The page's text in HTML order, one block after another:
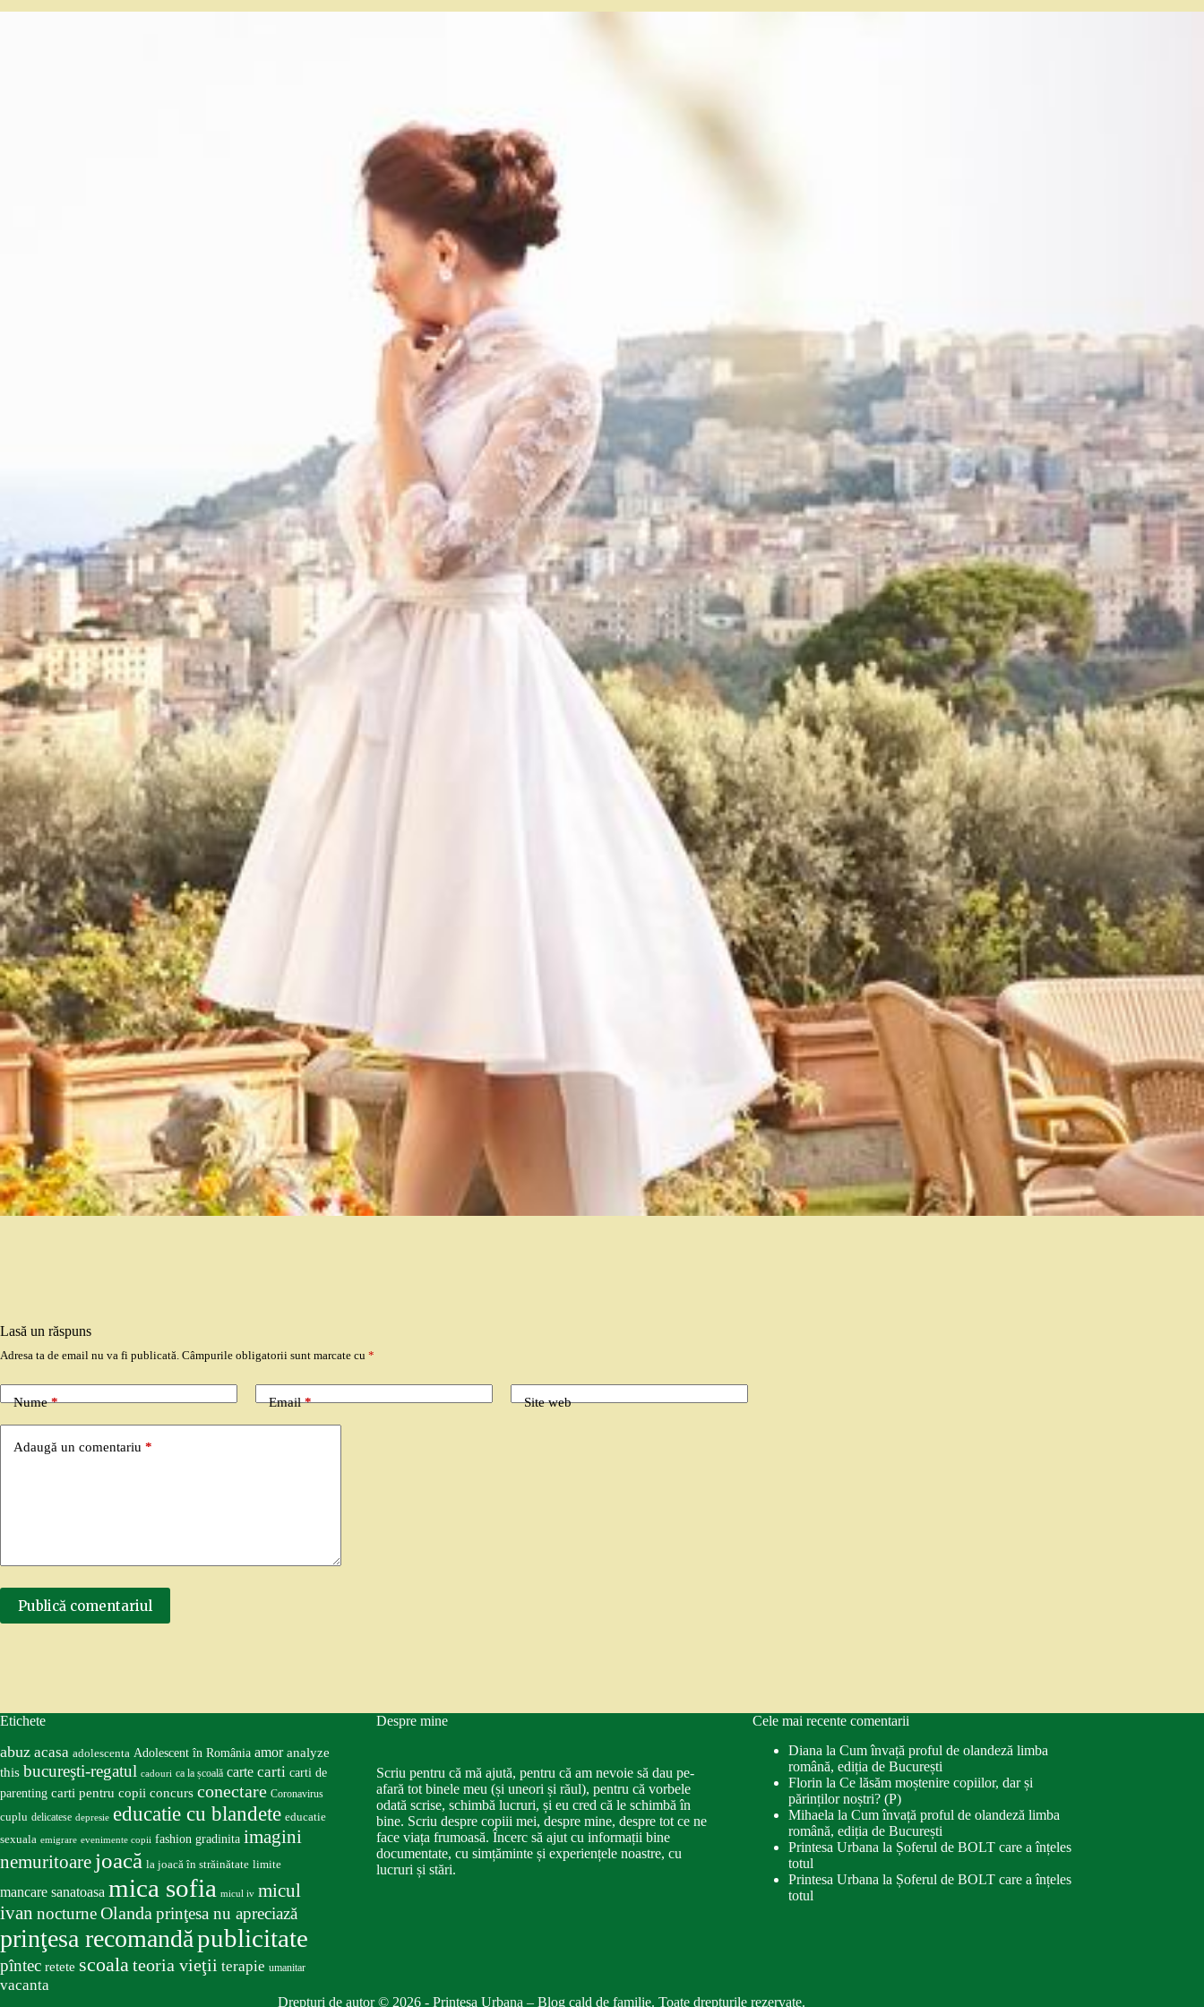
Lasă un răspuns
Adresa ta de email nu va fi publicată. Câmpurile obligatorii sunt marcate cu *
Nume* Email* Site web
Adaugă un comentariu *
Publică comentariul
Etichete
abuz acasa adolescenta Adolescent în România amor analyze
this bucureşti-regatul cadouri ca la școală carte carti carti de
parenting carti pentru copii concurs conectare Coronavirus
cuplu delicatese depresie educatie cu blandete educatie
sexuala emigrare evenimente copii fashion gradinita imagini
nemuritoare joacă la joacă în străinătate limite
mancare sanatoasa mica sofia micul iv micul
ivan nocturneOlanda prinţesa nu apreciază
prinţesa recomandăpublicitate
pîntec retete scoalateoria vieţii terapie umanitar
vacanta
Despre mine
Scriu pentru că mă ajută, pentru că am nevoie să dau pe-
afară tot binele meu (și uneori și răul), pentru că vorbele
odată scrise, schimbă lucruri, și eu cred că le schimbă în
bine. Scriu despre copiii mei, despre mine, despre tot ce ne
face viața frumoasă. Încerc să ajut cu informații bine
documentate, cu simțăminte și experiențele noastre, cu
lucruri și stări.
Cele mai recente comentarii
Diana la Cum învață proful de olandeză limba
română, ediția de București
Florin la Ce lăsăm moștenire copiilor, dar și
părinților noștri? (P)
Mihaela la Cum învață proful de olandeză limba
română, ediția de București
Printesa Urbana la Șoferul de BOLT care a înțeles
totul
Printesa Urbana la Șoferul de BOLT care a înțeles
totul
Drepturi de autor © 2026 - Printesa Urbana – Blog cald de familie. Toate drepturile rezervate.